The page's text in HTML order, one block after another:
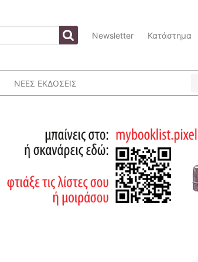
Newsletter Κατάστημα
ΝΕΕΣ ΕΚΔΟΣΕΙΣ